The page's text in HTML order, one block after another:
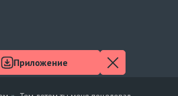
Приложение